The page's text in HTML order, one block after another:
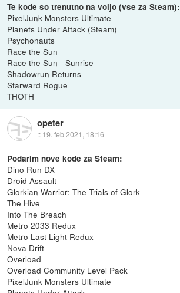
Te kode so trenutno na voljo (vse za Steam):
PixelJunk Monsters Ultimate
Planets Under Attack (Steam)
Psychonauts
Race the Sun
Race the Sun - Sunrise
Shadowrun Returns
Starward Rogue
THOTH
opeter
:: 19. feb 2021, 18:16
Podarim nove kode za Steam:
Dino Run DX
Droid Assault
Glorkian Warrior: The Trials of Glork
The Hive
Into The Breach
Metro 2033 Redux
Metro Last Light Redux
Nova Drift
Overload
Overload Community Level Pack
PixelJunk Monsters Ultimate